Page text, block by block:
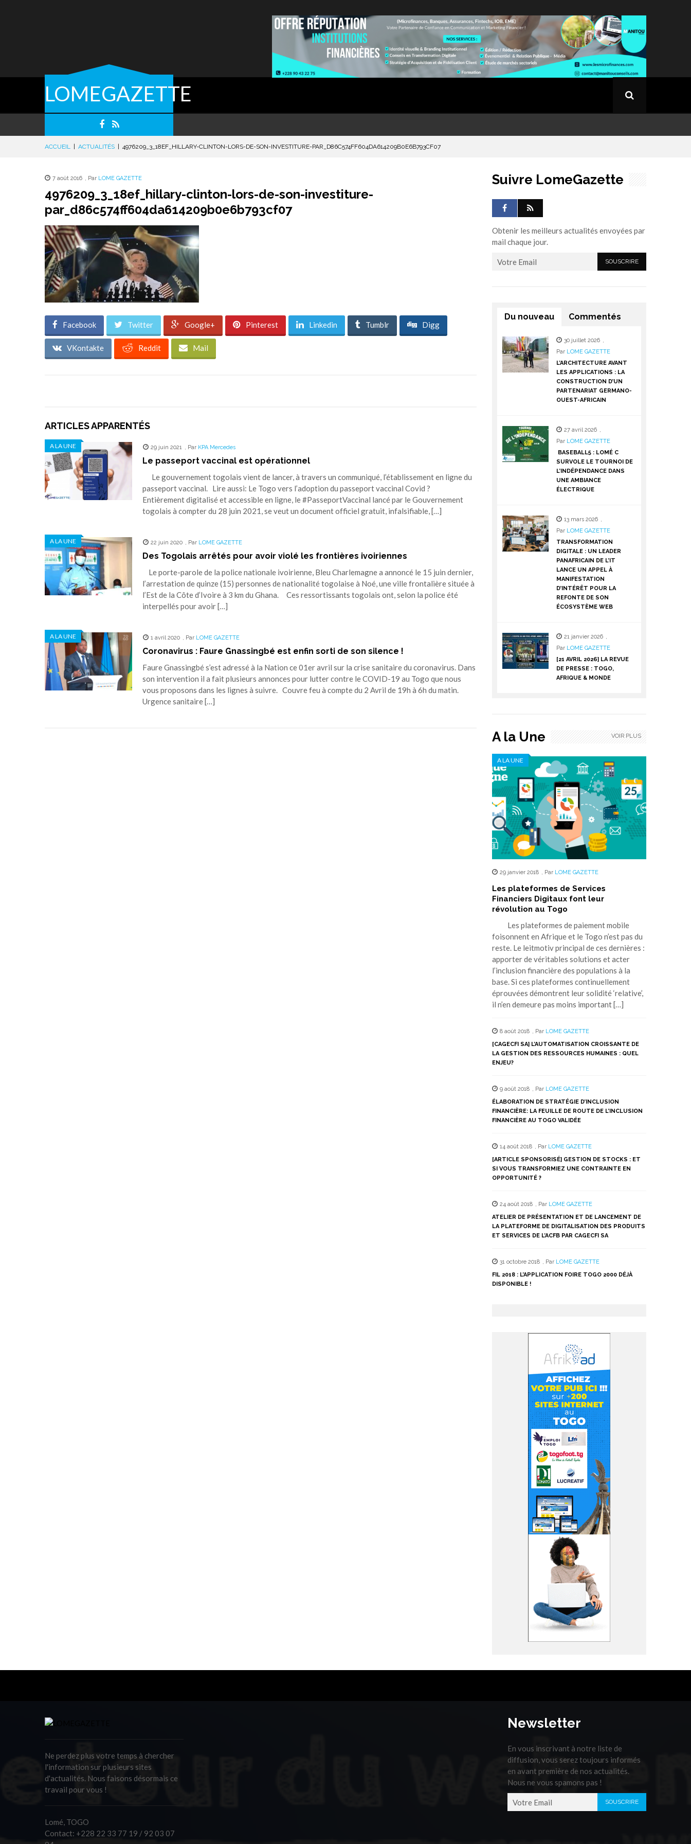
LOMEGAZETTE
ACCUEIL ACTUALITÉS 4976209_3_18EF_HILLARY-CLINTON-LORS-DE-SON-INVESTITURE-PAR_D86C574FF604DA614209B0E6B793CF07
7 août 2016 , Par LOME GAZETTE
4976209_3_18ef_hillary-clinton-lors-de-son-investiture-
par_d86c574ff604da614209b0e6b793cf07
Facebook Twitter Google+ Pinterest Linkedin Tumblr Digg
VKontakte Reddit Mail
ARTICLES APPARENTÉS
A LA UNE 29 juin 2021 , Par KPA Mercedes
Le passeport vaccinal est opérationnel
Le gouvernement togolais vient de lancer, à travers un communiqué, l’établissement en ligne du
passeport vaccinal. Lire aussi: Le Togo vers l’adoption du passeport vaccinal Covid ?
Entièrement digitalisé et accessible en ligne, le #PasseportVaccinal lancé par le Gouvernement
togolais à compter du 28 juin 2021, se veut un document officiel gratuit, infalsifiable, […]
A LA UNE 22 juin 2020 , Par LOME GAZETTE
Des Togolais arrêtés pour avoir violé les frontières ivoiriennes
Le porte-parole de la police nationale ivoirienne, Bleu Charlemagne a annoncé le 15 juin dernier,
l’arrestation de quinze (15) personnes de nationalité togolaise à Noé, une ville frontalière située à
l’Est de la Côte d’Ivoire à 3 km du Ghana. Ces ressortissants togolais ont, selon la police été
interpellés pour avoir […]
A LA UNE 1 avril 2020 , Par LOME GAZETTE
Coronavirus : Faure Gnassingbé est enfin sorti de son silence !
Faure Gnassingbé s’est adressé à la Nation ce 01er avril sur la crise sanitaire du coronavirus. Dans
son intervention il a fait plusieurs annonces pour lutter contre le COVID-19 au Togo que nous
vous proposons dans les lignes à suivre. Couvre feu à compte du 2 Avril de 19h à 6h du matin.
Urgence sanitaire […]
Suivre LomeGazette
Obtenir les meilleurs actualités envoyées par
mail chaque jour.
Du nouveau Commentés
30 juillet 2026 ,
Par LOME GAZETTE
L’ARCHITECTURE AVANT
LES APPLICATIONS : LA
CONSTRUCTION D’UN
PARTENARIAT GERMANO-
OUEST-AFRICAIN
27 avril 2026 ,
Par LOME GAZETTE
BASEBALL5 : LOMÉ C
SURVOLE LE TOURNOI DE
L’INDÉPENDANCE DANS
UNE AMBIANCE
ÉLECTRIQUE
13 mars 2026 ,
Par LOME GAZETTE
TRANSFORMATION
DIGITALE : UN LEADER
PANAFRICAIN DE L’IT
LANCE UN APPEL À
MANIFESTATION
D’INTÉRÊT POUR LA
REFONTE DE SON
ÉCOSYSTÈME WEB
21 janvier 2026 ,
Par LOME GAZETTE
[21 AVRIL 2026] LA REVUE
DE PRESSE : TOGO,
AFRIQUE & MONDE
A la Une
A LA UNE
29 janvier 2018 , Par LOME GAZETTE
Les plateformes de Services
Financiers Digitaux font leur
révolution au Togo
Les plateformes de paiement mobile
foisonnent en Afrique et le Togo n’est pas du
reste. Le leitmotiv principal de ces dernières :
apporter de véritables solutions et acter
l’inclusion financière des populations à la
base. Si ces plateformes continuellement
éprouvées démontrent leur solidité ‘relative’,
il n’en demeure pas moins important […]
8 août 2018 , Par LOME GAZETTE
[CAGECFI SA] L’AUTOMATISATION CROISSANTE DE
LA GESTION DES RESSOURCES HUMAINES : QUEL
ENJEU?
9 août 2018 , Par LOME GAZETTE
ÉLABORATION DE STRATÉGIE D’INCLUSION
FINANCIÈRE: LA FEUILLE DE ROUTE DE L’INCLUSION
FINANCIÈRE AU TOGO VALIDÉE
14 août 2018 , Par LOME GAZETTE
[ARTICLE SPONSORISÉ] GESTION DE STOCKS : ET
SI VOUS TRANSFORMIEZ UNE CONTRAINTE EN
OPPORTUNITÉ ?
24 août 2018 , Par LOME GAZETTE
ATELIER DE PRÉSENTATION ET DE LANCEMENT DE
LA PLATEFORME DE DIGITALISATION DES PRODUITS
ET SERVICES DE L’ACFB PAR CAGECFI SA
31 octobre 2018 , Par LOME GAZETTE
FIL 2018 : L’APPLICATION FOIRE TOGO 2000 DÉJÀ
DISPONIBLE !
VOIR PLUS
Ne perdez plus votre temps à chercher
l'information sur plusieurs sites
d'actualités. Nous faisons désormais ce
travail pour vous !
Lomé, TOGO
Contact: +228 22 33 77 19 / 92 03 07
Newsletter
En vous inscrivant à notre liste de
diffusion, vous serez toujours informés
en avant première de nos actualités.
Nous ne vous spamons pas !